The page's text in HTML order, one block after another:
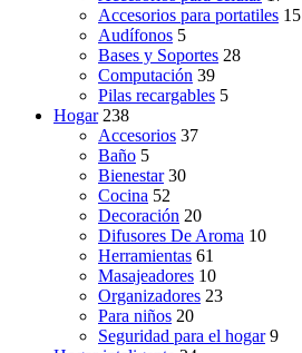
Accesorios para portatiles 15
Audífonos 5
Bases y Soportes 28
Computación 39
Pilas recargables 5
Hogar 238
Accesorios 37
Baño 5
Bienestar 30
Cocina 52
Decoración 20
Difusores De Aroma 10
Herramientas 61
Masajeadores 10
Organizadores 23
Para niños 20
Seguridad para el hogar 9